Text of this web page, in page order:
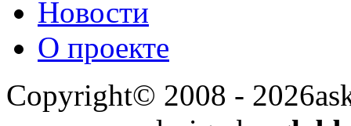
Новости
О проекте
Copyright© 2008 -